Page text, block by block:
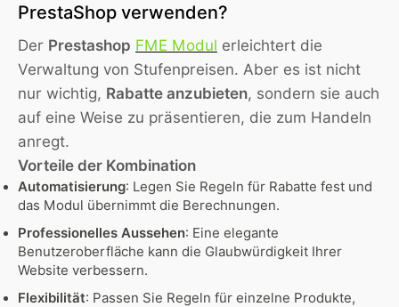
PrestaShop verwenden?
Der Prestashop FME Modul erleichtert die
Verwaltung von Stufenpreisen. Aber es ist nicht
nur wichtig, Rabatte anzubieten, sondern sie auch
auf eine Weise zu präsentieren, die zum Handeln
anregt.
Vorteile der Kombination
Automatisierung: Legen Sie Regeln für Rabatte fest und
das Modul übernimmt die Berechnungen.
Professionelles Aussehen: Eine elegante
Benutzeroberfläche kann die Glaubwürdigkeit Ihrer
Website verbessern.
Flexibilität: Passen Sie Regeln für einzelne Produkte,